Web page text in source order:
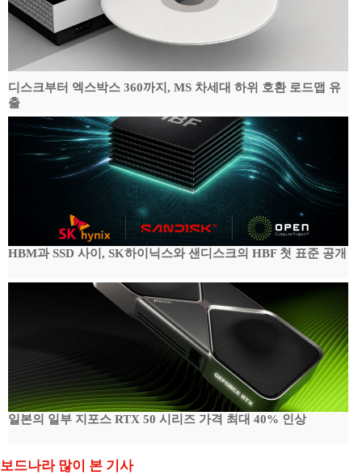
디스크부터 엑스박스 360까지, MS 차세대 하위 호환 로드맵 유
출
HBM과 SSD 사이, SK하이닉스와 샌디스크의 HBF 첫 표준 공개
일본의 일부 지포스 RTX 50 시리즈 가격 최대 40% 인상
보드나라 많이 본 기사